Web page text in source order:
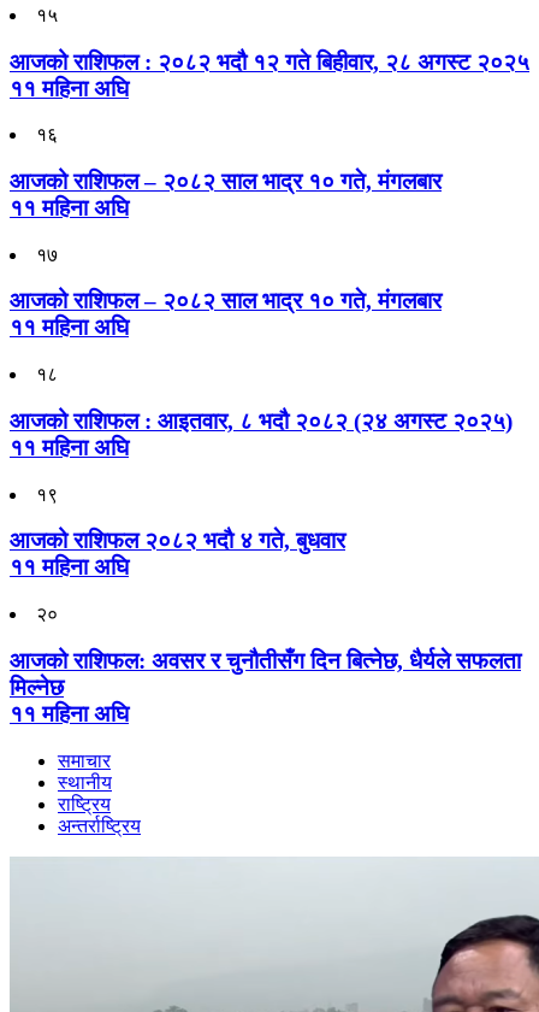
१५
आजको राशिफल : २०८२ भदौ १२ गते बिहीवार, २८ अगस्ट २०२५
११ महिना अघि
१६
आजको राशिफल – २०८२ साल भाद्र १० गते, मंगलबार
११ महिना अघि
१७
आजको राशिफल – २०८२ साल भाद्र १० गते, मंगलबार
११ महिना अघि
१८
आजको राशिफल : आइतवार, ८ भदौ २०८२ (२४ अगस्ट २०२५)
११ महिना अघि
१९
आजको राशिफल २०८२ भदाै ४ गते, बुधवार
११ महिना अघि
२०
आजको राशिफल: अवसर र चुनौतीसँग दिन बित्नेछ, धैर्यले सफलता
मिल्नेछ
११ महिना अघि
समाचार
स्थानीय
राष्ट्रिय
अन्तर्राष्ट्रिय